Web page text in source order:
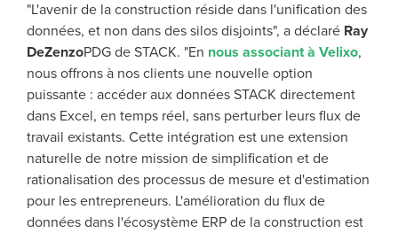
"L'avenir de la construction réside dans l'unification des
données, et non dans des silos disjoints", a déclaré Ray
DeZenzoPDG de STACK. "En nous associant à Velixo,
nous offrons à nos clients une nouvelle option
puissante : accéder aux données STACK directement
dans Excel, en temps réel, sans perturber leurs flux de
travail existants. Cette intégration est une extension
naturelle de notre mission de simplification et de
rationalisation des processus de mesure et d'estimation
pour les entrepreneurs. L'amélioration du flux de
données dans l'écosystème ERP de la construction est